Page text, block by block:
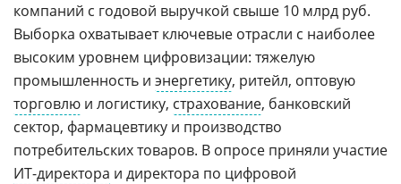
компаний с годовой выручкой свыше 10 млрд руб.
Выборка охватывает ключевые отрасли с наиболее
высоким уровнем цифровизации: тяжелую
промышленность и энергетику, ритейл, оптовую
торговлю и логистику, страхование, банковский
сектор, фармацевтику и производство
потребительских товаров. В опросе приняли участие
ИТ-директора и директора по цифровой